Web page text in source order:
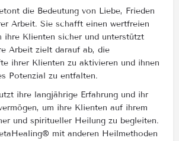
die Bedeutung von Liebe, Frieden
Arbeit. Sie schafft einen wertfreien
ihre Klienten sicher und unterstützt
Arbeit zielt darauf ab, die
ihrer Klienten zu aktivieren und ihnen
Potenzial zu entfalten.
ihre langjährige Erfahrung und ihr
um ihre Klienten auf ihrem
und spiritueller Heilung zu begleiten.
mit anderen Heilmethoden